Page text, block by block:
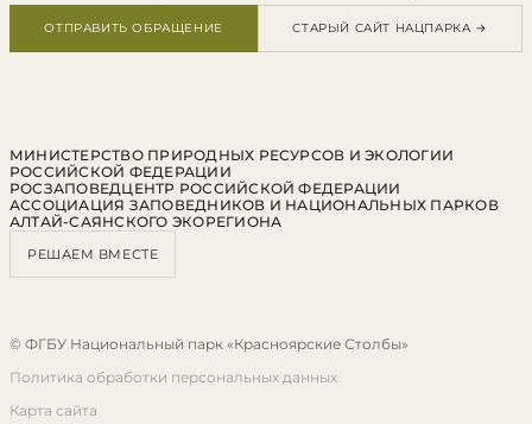
ОТПРАВИТЬ ОБРАЩЕНИЕ СТАРЫЙ САЙТ НАЦПАРКА →
МИНИСТЕРСТВО ПРИРОДНЫХ РЕСУРСОВ И ЭКОЛОГИИ
РОССИЙСКОЙ ФЕДЕРАЦИИ
РОСЗАПОВЕДЦЕНТР РОССИЙСКОЙ ФЕДЕРАЦИИ
АССОЦИАЦИЯ ЗАПОВЕДНИКОВ И НАЦИОНАЛЬНЫХ ПАРКОВ
АЛТАЙ-САЯНСКОГО ЭКОРЕГИОНА
РЕШАЕМ ВМЕСТЕ
© ФГБУ Национальный парк «Красноярские Столбы»
Политика обработки персональных данных
Карта сайта